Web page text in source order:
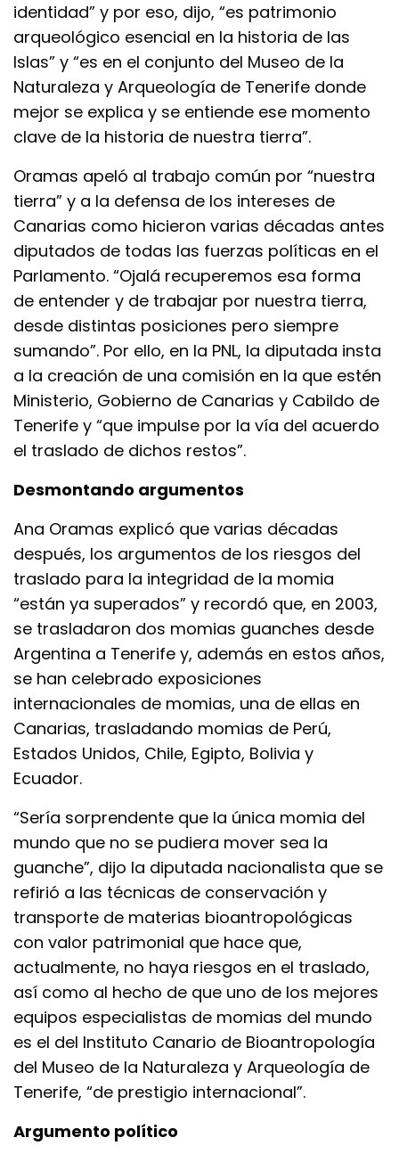
identidad” y por eso, dijo, “es patrimonio
arqueológico esencial en la historia de las
Islas” y “es en el conjunto del Museo de la
Naturaleza y Arqueología de Tenerife donde
mejor se explica y se entiende ese momento
clave de la historia de nuestra tierra”.
Oramas apeló al trabajo común por “nuestra
tierra” y a la defensa de los intereses de
Canarias como hicieron varias décadas antes
diputados de todas las fuerzas políticas en el
Parlamento. “Ojalá recuperemos esa forma
de entender y de trabajar por nuestra tierra,
desde distintas posiciones pero siempre
sumando”. Por ello, en la PNL, la diputada insta
a la creación de una comisión en la que estén
Ministerio, Gobierno de Canarias y Cabildo de
Tenerife y “que impulse por la vía del acuerdo
el traslado de dichos restos”.
Desmontando argumentos
Ana Oramas explicó que varias décadas
después, los argumentos de los riesgos del
traslado para la integridad de la momia
“están ya superados” y recordó que, en 2003,
se trasladaron dos momias guanches desde
Argentina a Tenerife y, además en estos años,
se han celebrado exposiciones
internacionales de momias, una de ellas en
Canarias, trasladando momias de Perú,
Estados Unidos, Chile, Egipto, Bolivia y
Ecuador.
“Sería sorprendente que la única momia del
mundo que no se pudiera mover sea la
guanche”, dijo la diputada nacionalista que se
refirió a las técnicas de conservación y
transporte de materias bioantropológicas
con valor patrimonial que hace que,
actualmente, no haya riesgos en el traslado,
así como al hecho de que uno de los mejores
equipos especialistas de momias del mundo
es el del Instituto Canario de Bioantropología
del Museo de la Naturaleza y Arqueología de
Tenerife, “de prestigio internacional”.
Argumento político